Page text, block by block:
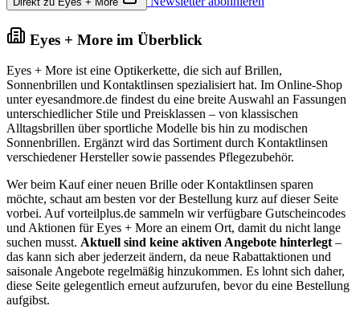
Eyes + More im Überblick
Eyes + More ist eine Optikerkette, die sich auf Brillen,
Sonnenbrillen und Kontaktlinsen spezialisiert hat. Im Online-Shop
unter eyesandmore.de findest du eine breite Auswahl an Fassungen
unterschiedlicher Stile und Preisklassen – von klassischen
Alltagsbrillen über sportliche Modelle bis hin zu modischen
Sonnenbrillen. Ergänzt wird das Sortiment durch Kontaktlinsen
verschiedener Hersteller sowie passendes Pflegezubehör.
Wer beim Kauf einer neuen Brille oder Kontaktlinsen sparen
möchte, schaut am besten vor der Bestellung kurz auf dieser Seite
vorbei. Auf vorteilplus.de sammeln wir verfügbare Gutscheincodes
und Aktionen für Eyes + More an einem Ort, damit du nicht lange
suchen musst. Aktuell sind keine aktiven Angebote hinterlegt –
das kann sich aber jederzeit ändern, da neue Rabattaktionen und
saisonale Angebote regelmäßig hinzukommen. Es lohnt sich daher,
diese Seite gelegentlich erneut aufzurufen, bevor du eine Bestellung
aufgibst.